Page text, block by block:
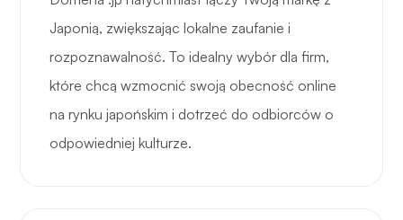
Japonią, zwiększając lokalne zaufanie i
rozpoznawalność. To idealny wybór dla firm,
które chcą wzmocnić swoją obecność online
na rynku japońskim i dotrzeć do odbiorców o
odpowiedniej kulturze.